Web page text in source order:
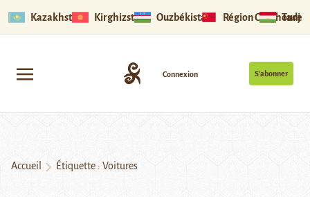
Kazakhstan Kirghizstan Ouzbékistan Région Ouïghoure
S’abonner
Connexion
Accueil Étiquette : Voitures